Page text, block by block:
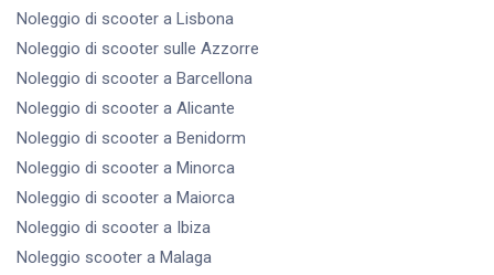
Noleggio di scooter a Lisbona
Noleggio di scooter sulle Azzorre
Noleggio di scooter a Barcellona
Noleggio di scooter a Alicante
Noleggio di scooter a Benidorm
Noleggio di scooter a Minorca
Noleggio di scooter a Maiorca
Noleggio di scooter a Ibiza
Noleggio scooter a Malaga